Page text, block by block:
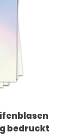
bedruckt